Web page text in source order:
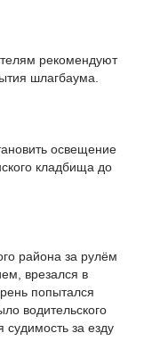
рекомендуют
шлагбаума.
освещение
кладбища до
района за рулём
врезался в
попытался
водительского
за езду